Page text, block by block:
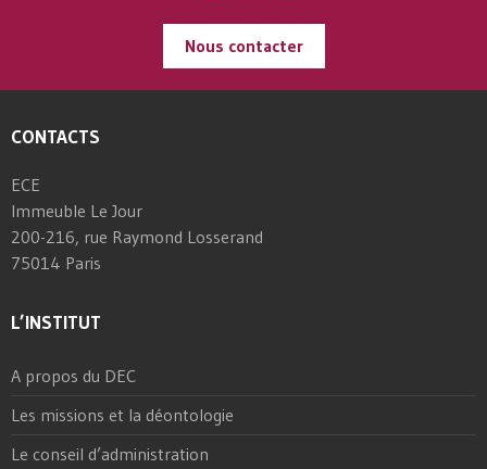
Nous contacter
CONTACTS
ECE
Immeuble Le Jour
200-216, rue Raymond Losserand
75014 Paris
L’INSTITUT
A propos du DEC
Les missions et la déontologie
Le conseil d’administration